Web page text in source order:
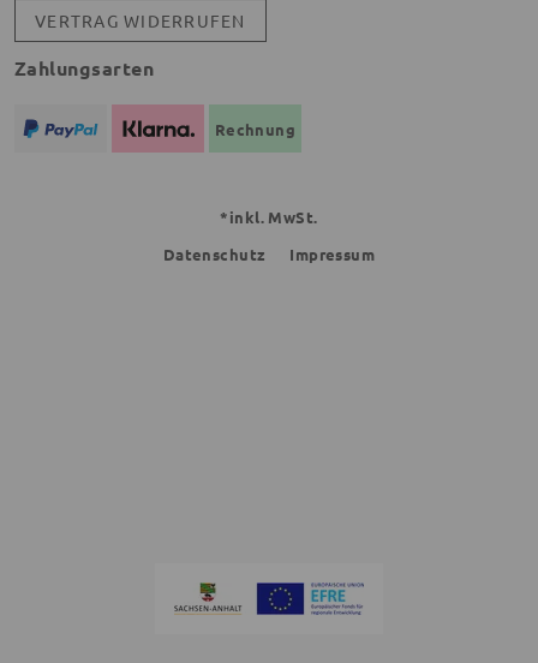
VERTRAG WIDERRUFEN
Zahlungsarten
Rechnung
*inkl. MwSt.
Datenschutz
Impressum